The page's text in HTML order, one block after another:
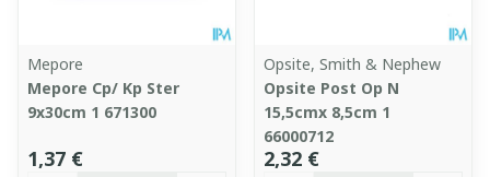
Mepore
Mepore Cp/ Kp Ster
9x30cm 1 671300
1,37 €
Opsite, Smith & Nephew
Opsite Post Op N
15,5cmx 8,5cm 1
66000712
2,32 €